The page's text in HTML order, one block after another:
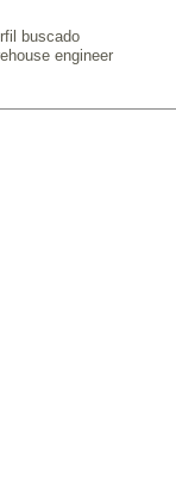
buscado
engineer